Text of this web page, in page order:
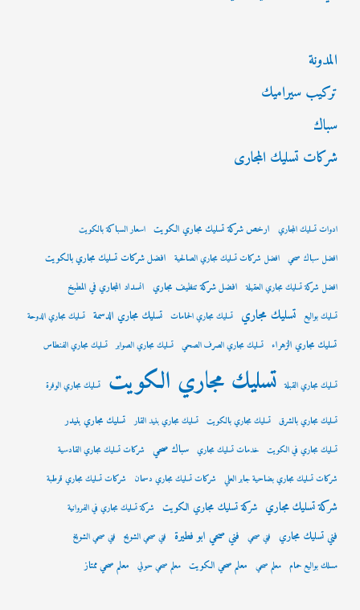
المدونة
تركيب سيراميك
سباك
شركات تسليك المجارى
ادوات تسليك المجاري ارخص شركة تسليك مجاري الكويت اسعار السباكة بالكويت
افضل سباك صحي افضل شركات تسليك مجاري الصالحية افضل شركات تسليك مجاري بالكويت
افضل شركة تسليك مجاري العقيلة افضل شركة تنظيف مجاري انسداد المجاري في المطبخ
تسليك بواليع تسليك مجاري تسليك مجاري الحمامات تسليك مجاري الدسمة تسليك مجاري الدوحة
تسليك مجاري الزهراء تسليك مجاري الصرف الصحي تسليك مجاري الصوابر تسليك مجاري الفنطاس
تسليك مجاري القبلة تسليك مجاري الكويت تسليك مجاري الوفرة
تسليك مجاري بالشرق تسليك مجاري بالكويت تسليك مجاري بنيد القار تسليك مجاري بنيدر
تسليك مجاري في الكويت خدمات تسليك مجاري سباك صحي شركات تسليك مجاري القادسية
شركات تسليك مجاري بضاحية جابر العلي شركات تسليك مجاري دسمان شركات تسليك مجاري قرطبة
شركة تسليك مجاري شركة تسليك مجاري الكويت شركة تسليك مجاري في الفروانية
فني تسليك مجاري فني صحي فني صحي ابو فطيرة فني صحي الشويح فني صحي الشويخ
مسلك بواليع حمام معلم صحي معلم صحي الكويت معلم صحي حولي معلم صحي ممتاز